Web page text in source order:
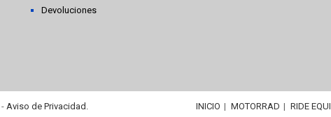
Devoluciones
- Aviso de Privacidad. INICIO MOTORRAD RIDE